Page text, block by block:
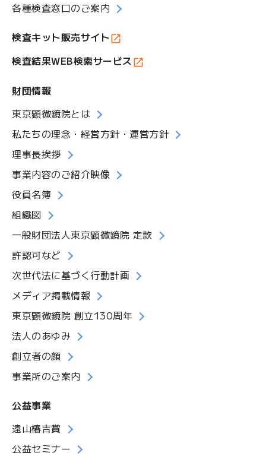
各種検査窓口のご案内
検査キット販売サイト
検査結果WEB検索サービス
財団情報
東京顕微鏡院とは
私たちの理念・経営方針・運営方針
理事長挨拶
事業内容のご紹介映像
役員名簿
組織図
一般財団法人東京顕微鏡院 定款
許認可など
次世代法に基づく行動計画
メディア掲載情報
東京顕微鏡院 創立130周年
法人のあゆみ
創立者の顔
事業所のご案内
公益事業
遠山椿吉賞
公益セミナー